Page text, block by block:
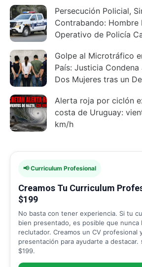
Persecución Policial,
Contrabando: Hombre
Operativo de Policía
Golpe al Microtráfico
País: Justicia
Dos Mujeres tras un
Alerta roja por ciclón
costa de Uruguay:
km/h
📢 Curriculum Profesional
Creamos Tu Curriculum
$199
No basta con tener experiencia. Si tu
bien presentado, es posible que nunca
reclutador. Creamos un CV profesional
presentación para ayudarte a destacar.
$199.